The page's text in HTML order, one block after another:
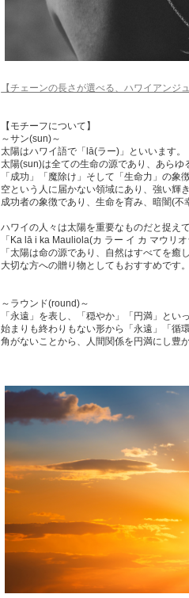
【チェーンの長さが選べる、ハワイアンジ
【モチーフについて】
～サン(sun)～
太陽はハワイ語で「lā(ラー)」といいます。
太陽(sun)は全ての生命の源であり、あらゆ
「成功」「魔除け」そして「生命力」の象徴
空という人に届かない領域にあり、強い輝
成功者の象徴であり、生命を育み、暗闇(不
ハワイの人々は太陽を重要なものだと捉えて
「Ka lā i ka Mauliola(カ ラー イ カ マウリ
「太陽は命の源であり、自然はすべてを癒
大切な方への贈り物としてもおすすめです。
～ラウンド(round)～
「永遠」を表し、「穏やか」「円満」とい
始まりも終わりもない形から「永遠」「循
角がないことから、人間関係を円満にし豊